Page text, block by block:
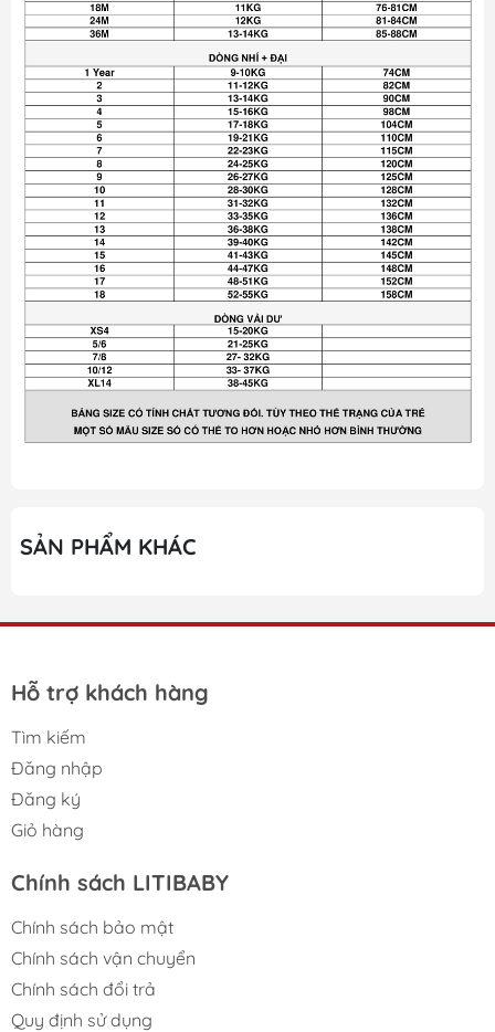
SẢN PHẨM KHÁC
Hỗ trợ khách hàng
Tìm kiếm
Đăng nhập
Đăng ký
Giỏ hàng
Chính sách LITIBABY
Chính sách bảo mật
Chính sách vận chuyển
Chính sách đổi trả
Quy định sử dụng